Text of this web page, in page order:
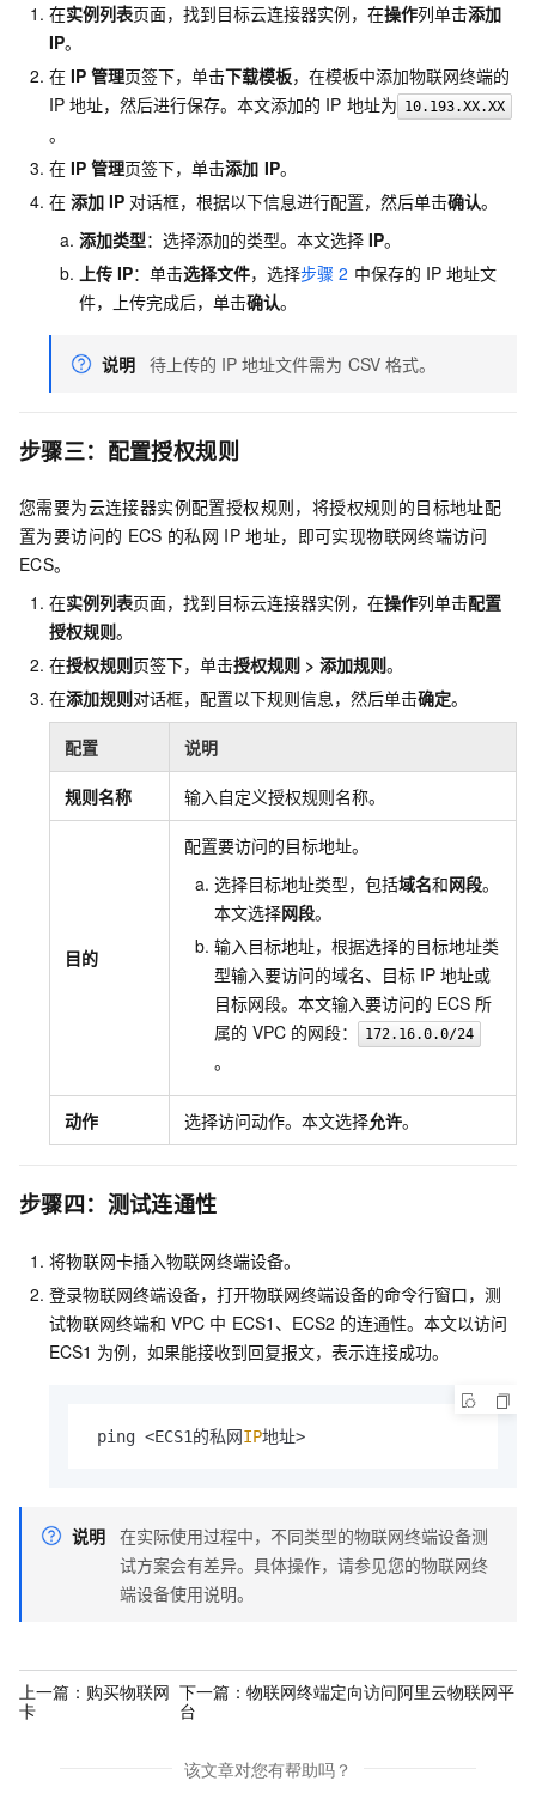
在实例列表页面，找到目标云连接器实例，在操作列单击添加
IP。
在 IP 管理页签下，单击下载模板，在模板中添加物联网终端的
IP 地址，然后进行保存。本文添加的 IP 地址为 10.193.XX.XX
。
在 IP 管理页签下，单击添加 IP。
在 添加 IP 对话框，根据以下信息进行配置，然后单击确认。
添加类型：选择添加的类型。本文选择 IP。
上传 IP：单击选择文件，选择步骤 2 中保存的 IP 地址文
件，上传完成后，单击确认。
说明 待上传的 IP 地址文件需为 CSV 格式。
步骤三：配置授权规则
您需要为云连接器实例配置授权规则，将授权规则的目标地址配
置为要访问的 ECS 的私网 IP 地址，即可实现物联网终端访问
ECS。
在实例列表页面，找到目标云连接器实例，在操作列单击配置
授权规则。
在授权规则页签下，单击授权规则 > 添加规则。
在添加规则对话框，配置以下规则信息，然后单击确定。
配置 说明
规则名称 输入自定义授权规则名称。
目的
配置要访问的目标地址。
选择目标地址类型，包括域名和网段。
本文选择网段。
输入目标地址，根据选择的目标地址类
型输入要访问的域名、目标 IP 地址或
目标网段。本文输入要访问的 ECS 所
属的 VPC 的网段： 172.16.0.0/24
。
动作 选择访问动作。本文选择允许。
步骤四：测试连通性
将物联网卡插入物联网终端设备。
登录物联网终端设备，打开物联网终端设备的命令行窗口，测
试物联网终端和 VPC 中 ECS1、ECS2 的连通性。本文以访问
ECS1 为例，如果能接收到回复报文，表示连接成功。
ping <ECS1的私网IP地址>
说明 在实际使用过程中，不同类型的物联网终端设备测
试方案会有差异。具体操作，请参见您的物联网终
端设备使用说明。
上一篇： 购买物联网
卡
下一篇：物联网终端定向访问阿里云物联网平
台
该文章对您有帮助吗？